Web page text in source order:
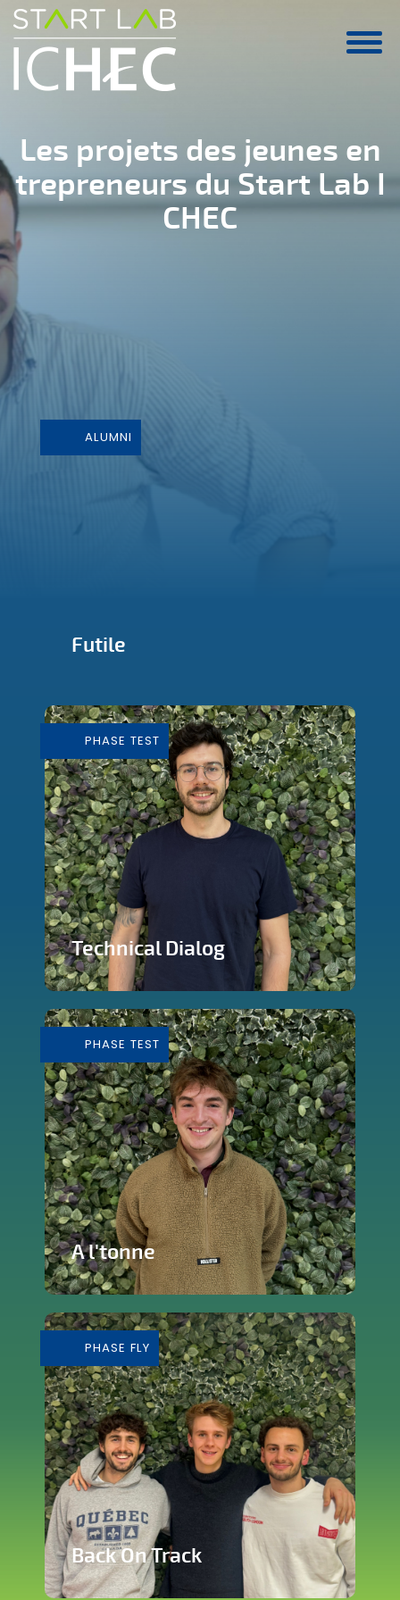
Aller au contenu principal
Les projets des jeunes en
trepreneurs du Start Lab I
CHEC
ALUMNI
Futile
durable
En savoir plus
PHASE TEST
Technical Dialog
artistique
En savoir plus
PHASE TEST
A l'tonne
cœur de Silly
En savoir plus
PHASE FLY
Back On Track